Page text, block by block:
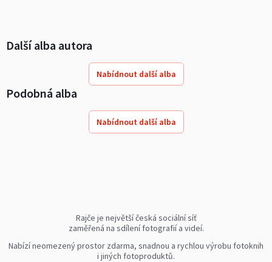
Další alba autora
Nabídnout další alba
Podobná alba
Nabídnout další alba
Rajče je největší česká sociální síť
zaměřená na sdílení fotografií a videí.
Nabízí neomezený prostor zdarma, snadnou a rychlou výrobu fotoknih
i jiných fotoproduktů.